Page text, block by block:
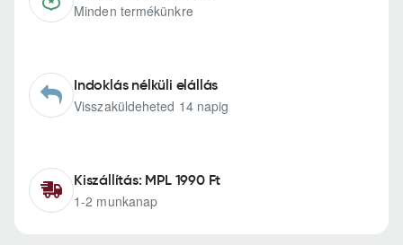
Minden termékünkre
Indoklás nélküli elállás
Visszaküldeheted 14 napig
Kiszállítás: MPL 1990 Ft
1-2 munkanap